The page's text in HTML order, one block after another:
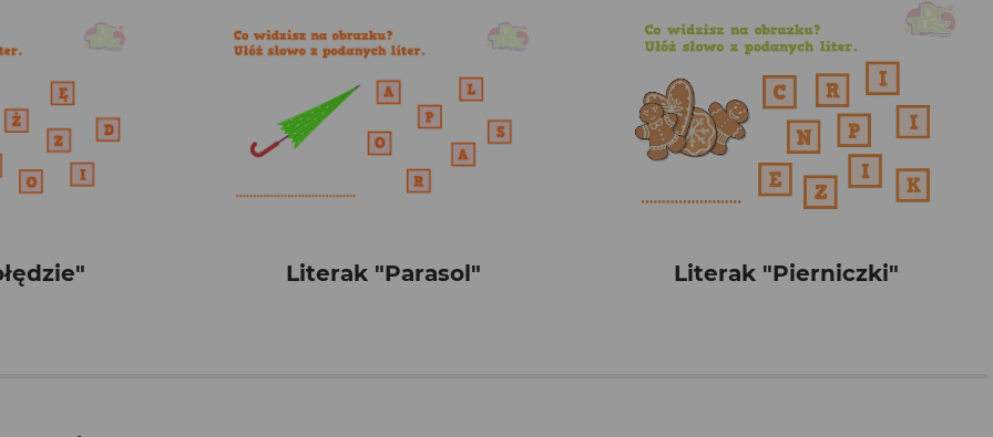
Literak "Parasol" Literak "Pierniczki"